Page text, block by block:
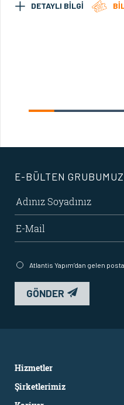
DETAYLI BİLGİ
E-BÜLTEN
Atlantis Yapım’dan gelen
GÖNDER
Hizmetler
Şirketlerimiz